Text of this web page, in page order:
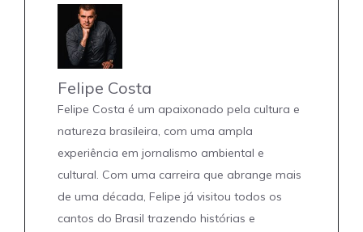
Felipe Costa
Felipe Costa é um apaixonado pela cultura e
natureza brasileira, com uma ampla
experiência em jornalismo ambiental e
cultural. Com uma carreira que abrange mais
de uma década, Felipe já visitou todos os
cantos do Brasil trazendo histórias e